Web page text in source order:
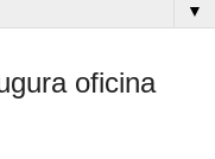
▼
oficina